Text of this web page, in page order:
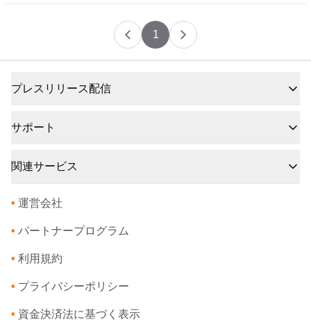
1
プレスリリース配信
サポート
関連サービス
• 運営会社
• パートナープログラム
• 利用規約
• プライバシーポリシー
• 資金決済法に基づく表示